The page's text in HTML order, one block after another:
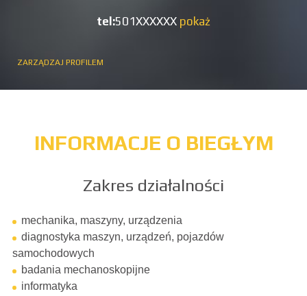
tel:501XXXXXX pokaż
ZARZĄDZAJ PROFILEM
INFORMACJE O BIEGŁYM
Zakres działalności
mechanika, maszyny, urządzenia
diagnostyka maszyn, urządzeń, pojazdów
samochodowych
badania mechanoskopijne
informatyka